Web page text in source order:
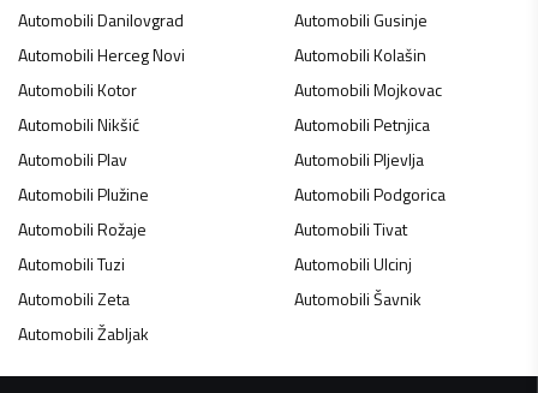
AutomobiliDanilovgrad AutomobiliGusinje
AutomobiliHerceg Novi AutomobiliKolašin
AutomobiliKotor AutomobiliMojkovac
AutomobiliNikšić AutomobiliPetnjica
AutomobiliPlav AutomobiliPljevlja
AutomobiliPlužine AutomobiliPodgorica
AutomobiliRožaje AutomobiliTivat
AutomobiliTuzi AutomobiliUlcinj
AutomobiliZeta AutomobiliŠavnik
AutomobiliŽabljak